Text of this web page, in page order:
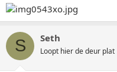
S Seth
Loopt hier de deur plat